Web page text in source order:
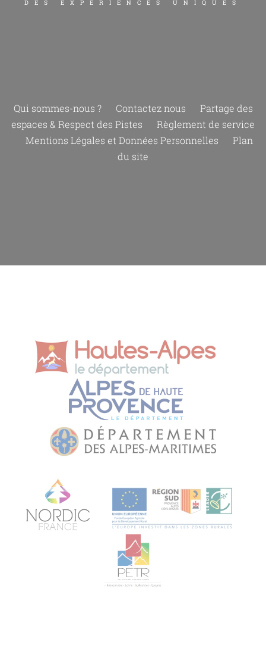
DES EXPERIENCES UNIQUES
Qui sommes-nous ? Contactez nous
Partage des
espaces & Respect des Pistes
Règlement de service
Mentions Légales et Données Personnelles
Plan
du site